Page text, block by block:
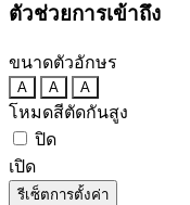
ตัวช่วยการเข้าถึง
ขนาดตัวอักษร
A A A
โหมดสีตัดกันสูง
ปิด
เปิด
รีเซ็ตการตั้งค่า